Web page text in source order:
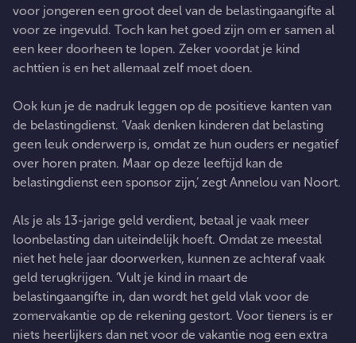
voor jongeren een groot deel van de belastingaangifte al
voor ze ingevuld. Toch kan het goed zijn om er samen al
een keer doorheen te lopen. Zeker voordat je kind
achttien is en het allemaal zelf moet doen.
Ook kun je de nadruk leggen op de positieve kanten van
de belastingdienst. ‘Vaak denken kinderen dat belasting
geen leuk onderwerp is, omdat ze hun ouders er negatief
over horen praten. Maar op deze leeftijd kan de
belastingdienst een sponsor zijn,’ zegt Annelou van Noort.
Als je als 13-jarige geld verdient, betaal je vaak meer
loonbelasting dan uiteindelijk hoeft. Omdat ze meestal
niet het hele jaar doorwerken, kunnen ze achteraf vaak
geld terugkrijgen. ‘Vult je kind in maart de
belastingaangifte in, dan wordt het geld vlak voor de
zomervakantie op de rekening gestort. Voor tieners is er
niets heerlijkers dan net voor de vakantie nog een extra